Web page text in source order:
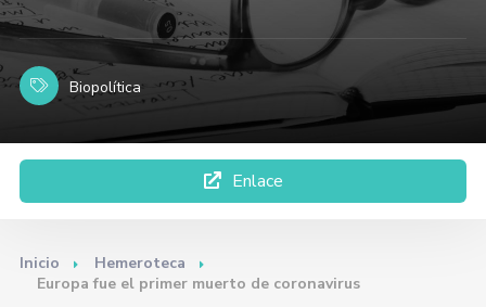
Biopolítica
Enlace
Inicio
Hemeroteca
Europa fue el primer muerto de coronavirus